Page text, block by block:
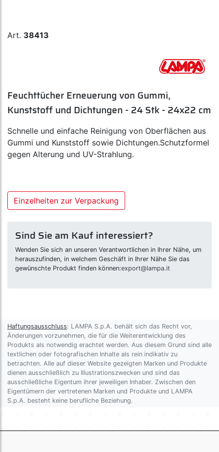
Art. 38413
Feuchttücher Erneuerung von Gummi,
Kunststoff und Dichtungen - 24 Stk - 24x22 cm
Schnelle und einfache Reinigung von Oberflächen aus
Gummi und Kunststoff sowie Dichtungen.Schutzformel
gegen Alterung und UV-Strahlung.
Einzelheiten zur Verpackung
Sind Sie am Kauf interessiert?
Wenden Sie sich an unseren Verantwortlichen in Ihrer Nähe, um
herauszufinden, in welchem Geschäft in Ihrer Nähe Sie das
gewünschte Produkt finden können:export@lampa.it
Haftungsausschluss: LAMPA S.p.A. behält sich das Recht vor,
Änderungen vorzunehmen, die für die Weiterentwicklung des
Produkts als notwendig erachtet werden. Aus diesem Grund sind alle
textlichen oder fotografischen Inhalte als rein indikativ zu
betrachten. Alle auf dieser Website gezeigten Marken und Produkte
dienen ausschließlich zu Illustrationszwecken und sind das
ausschließliche Eigentum ihrer jeweiligen Inhaber. Zwischen den
Eigentümern der vertretenen Marken und Produkte und LAMPA
S.p.A. besteht keine berufliche Beziehung.